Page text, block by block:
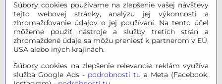
Značky
Výpredaj
Tipy na darčeky
Poradňa - Ako si vybrať
Súbory cookies používame na zlepšenie vašej návštevy
tejto webovej stránky, analýzu jej výkonnosti a
zhromažďovanie údajov o jej používaní. Na tento účel
môžeme použiť nástroje a služby tretích strán a
zhromaždené údaje sa môžu preniesť k partnerom v EÚ,
USA alebo iných krajinách.
Súbory cookies na zlepšenie relevancie reklám využíva
služba Google Ads - podrobnosti tu a Meta (Facebook,